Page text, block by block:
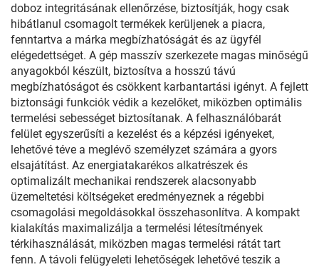
doboz integritásának ellenőrzése, biztosítják, hogy csak
hibátlanul csomagolt termékek kerüljenek a piacra,
fenntartva a márka megbízhatóságát és az ügyfél
elégedettséget. A gép masszív szerkezete magas minőségű
anyagokból készült, biztosítva a hosszú távú
megbízhatóságot és csökkent karbantartási igényt. A fejlett
biztonsági funkciók védik a kezelőket, miközben optimális
termelési sebességet biztosítanak. A felhasználóbarát
felület egyszerűsíti a kezelést és a képzési igényeket,
lehetővé téve a meglévő személyzet számára a gyors
elsajátítást. Az energiatakarékos alkatrészek és
optimalizált mechanikai rendszerek alacsonyabb
üzemeltetési költségeket eredményeznek a régebbi
csomagolási megoldásokkal összehasonlítva. A kompakt
kialakítás maximalizálja a termelési létesítmények
térkihasználását, miközben magas termelési rátát tart
fenn. A távoli felügyeleti lehetőségek lehetővé teszik a